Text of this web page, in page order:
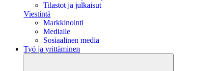
Tilastot ja julkaisut
Viestintä
Markkinointi
Medialle
Sosiaalinen media
Työ ja yrittäminen